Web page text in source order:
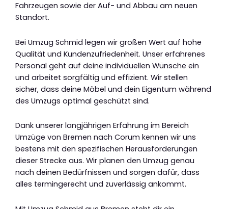
Fahrzeugen sowie der Auf- und Abbau am neuen
Standort.
Bei Umzug Schmid legen wir großen Wert auf hohe
Qualität und Kundenzufriedenheit. Unser erfahrenes
Personal geht auf deine individuellen Wünsche ein
und arbeitet sorgfältig und effizient. Wir stellen
sicher, dass deine Möbel und dein Eigentum während
des Umzugs optimal geschützt sind.
Dank unserer langjährigen Erfahrung im Bereich
Umzüge von Bremen nach Corum kennen wir uns
bestens mit den spezifischen Herausforderungen
dieser Strecke aus. Wir planen den Umzug genau
nach deinen Bedürfnissen und sorgen dafür, dass
alles termingerecht und zuverlässig ankommt.